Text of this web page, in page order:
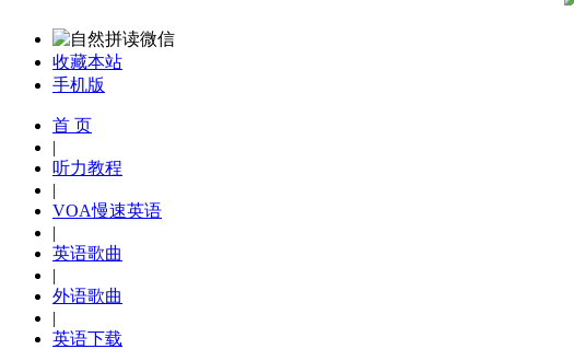
收藏本站
手机版
首 页
|
听力教程
|
VOA慢速英语
|
英语歌曲
|
外语歌曲
|
英语下载